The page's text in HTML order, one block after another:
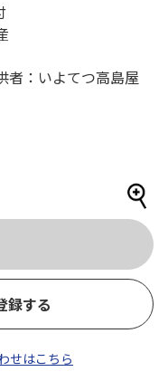
：いよてつ高島屋
録する
せはこちら